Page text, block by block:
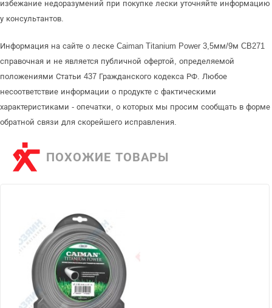
избежание недоразумений при покупке лески уточняйте информацию
у консультантов.
Информация на сайте о леске Caiman Titanium Power 3,5мм/9м CB271
справочная и не является публичной офертой, определяемой
положениями Статьи 437 Гражданского кодекса РФ. Любое
несоответствие информации о продукте с фактическими
характеристиками - опечатки, о которых мы просим сообщать в форме
обратной связи для скорейшего исправления.
ПОХОЖИЕ ТОВАРЫ